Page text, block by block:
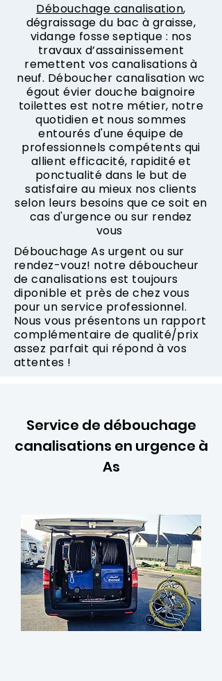
Débouchage canalisation,
dégraissage du bac à graisse,
vidange fosse septique : nos
travaux d’assainissement
remettent vos canalisations à
neuf. Déboucher canalisation wc
égout évier douche baignoire
toilettes est notre métier, notre
quotidien et nous sommes
entourés d'une équipe de
professionnels compétents qui
allient efficacité, rapidité et
ponctualité dans le but de
satisfaire au mieux nos clients
selon leurs besoins que ce soit en
cas d'urgence ou sur rendez
vous
Débouchage As urgent ou sur
rendez-vouz! notre déboucheur
de canalisations est toujours
diponible et près de chez vous
pour un service professionnel.
Nous vous présentons un rapport
complémentaire de qualité/prix
assez parfait qui répond à vos
attentes !
Service de débouchage
canalisations en urgence à
As